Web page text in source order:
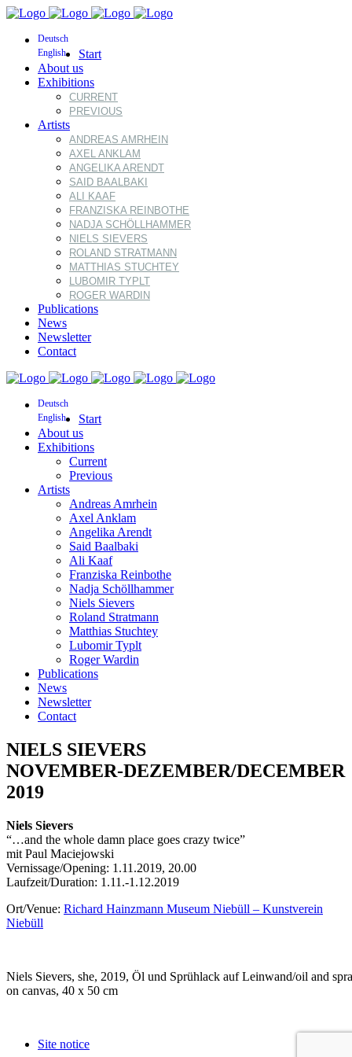
Deutsch
English
Start
About us
Exhibitions
CURRENT
PREVIOUS
Artists
ANDREAS AMRHEIN
AXEL ANKLAM
ANGELIKA ARENDT
SAID BAALBAKI
ALI KAAF
FRANZISKA REINBOTHE
NADJA SCHÖLLHAMMER
NIELS SIEVERS
ROLAND STRATMANN
MATTHIAS STUCHTEY
LUBOMIR TYPLT
ROGER WARDIN
Publications
News
Newsletter
Contact
Deutsch
English
Start
About us
Exhibitions
Current
Previous
Artists
Andreas Amrhein
Axel Anklam
Angelika Arendt
Said Baalbaki
Ali Kaaf
Franziska Reinbothe
Nadja Schöllhammer
Niels Sievers
Roland Stratmann
Matthias Stuchtey
Lubomir Typlt
Roger Wardin
Publications
News
Newsletter
Contact
NIELS SIEVERS
NOVEMBER-DEZEMBER/DECEMBER
2019
Niels Sievers
“…and the whole damn place goes crazy twice”
mit Paul Maciejowski
Vernissage/Opening: 1.11.2019, 20.00
Laufzeit/Duration: 1.11.-1.12.2019
Ort/Venue: Richard Hainzmann Museum Niebüll – Kunstverein
Niebüll
Niels Sievers, she, 2019, Öl und Sprühlack auf Leinwand/oil and
on canvas, 40 x 50 cm
Site notice